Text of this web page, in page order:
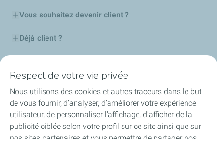
Vous souhaitez devenir client ?
Déjà client ?
Cookies et confidentialité
Conditions Générales d’Utilisation et Mentions Légales
Mentions d'informationAccessibilité : partiellement conforme
Plan du siteCookies
Respect de votre vie privée
Nous utilisons des cookies et autres traceurs dans le but
de vous fournir, d’analyser, d’améliorer votre expérience
utilisateur, de personnaliser l’affichage, d'afficher de la
publicité ciblée selon votre profil sur ce site ainsi que sur
nos sites partenaires et vous permettre de partager nos